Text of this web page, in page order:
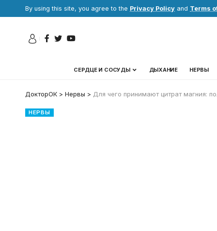
By using this site, you agree to the Privacy Policy and Terms
СЕРДЦЕ И СОСУДЫ ДЫХАНИЕ НЕРВЫ
ДокторОК > Нервы > Для чего принимают цитрат магния:
НЕРВЫ